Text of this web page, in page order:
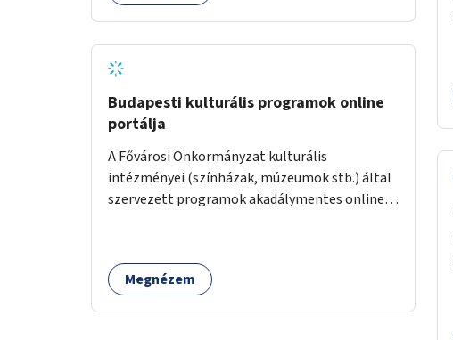
Budapesti kulturális programok online
portálja
A Fővárosi Önkormányzat kulturális
intézményei (színházak, múzeumok stb.) által
szervezett programok akadálymentes online
tartalommal.
Megnézem